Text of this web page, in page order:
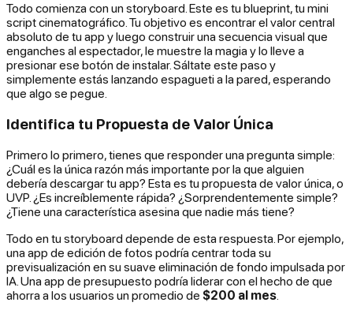
Todo comienza con un storyboard. Este es tu blueprint, tu mini
script cinematográfico. Tu objetivo es encontrar el valor central
absoluto de tu app y luego construir una secuencia visual que
enganches al espectador, le muestre la magia y lo lleve a
presionar ese botón de instalar. Sáltate este paso y
simplemente estás lanzando espagueti a la pared, esperando
que algo se pegue.
Identifica tu Propuesta de Valor Única
Primero lo primero, tienes que responder una pregunta simple:
¿Cuál es la única razón más importante por la que alguien
debería descargar tu app? Esta es tu propuesta de valor única, o
UVP. ¿Es increíblemente rápida? ¿Sorprendentemente simple?
¿Tiene una característica asesina que nadie más tiene?
Todo en tu storyboard depende de esta respuesta. Por ejemplo,
una app de edición de fotos podría centrar toda su
previsualización en su suave eliminación de fondo impulsada por
IA. Una app de presupuesto podría liderar con el hecho de que
ahorra a los usuarios un promedio de $200 al mes